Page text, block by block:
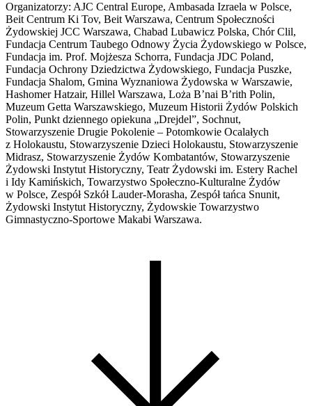
Organizatorzy: AJC Central Europe, Ambasada Izraela w Polsce,
Beit Centrum Ki Tov, Beit Warszawa, Centrum Społeczności
Żydowskiej JCC Warszawa, Chabad Lubawicz Polska, Chór Clil,
Fundacja Centrum Taubego Odnowy Życia Żydowskiego w Polsce,
Fundacja im. Prof. Mojżesza Schorra, Fundacja JDC Poland,
Fundacja Ochrony Dziedzictwa Żydowskiego, Fundacja Puszke,
Fundacja Shalom, Gmina Wyznaniowa Żydowska w Warszawie,
Hashomer Hatzair, Hillel Warszawa, Loża B’nai B’rith Polin,
Muzeum Getta Warszawskiego, Muzeum Historii Żydów Polskich
Polin, Punkt dziennego opiekuna „Drejdel”, Sochnut,
Stowarzyszenie Drugie Pokolenie – Potomkowie Ocalałych
z Holokaustu, Stowarzyszenie Dzieci Holokaustu, Stowarzyszenie
Midrasz, Stowarzyszenie Żydów Kombatantów, Stowarzyszenie
Żydowski Instytut Historyczny, Teatr Żydowski im. Estery Rachel
i Idy Kamińskich, Towarzystwo Społeczno-Kulturalne Żydów
w Polsce, Zespół Szkół Lauder-Morasha, Zespół tańca Snunit,
Żydowski Instytut Historyczny, Żydowskie Towarzystwo
Gimnastyczno-Sportowe Makabi Warszawa.